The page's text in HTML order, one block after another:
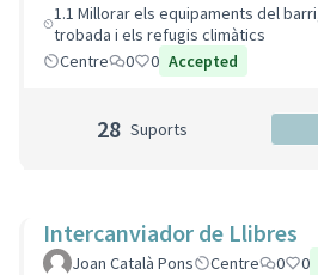
1.1 Millorar els equipaments del
trobada i els refugis climàtics
Centre
0 0 Accepted
28 Suports
Intercanviador de Llibres
Joan Català Pons Centre 0 0